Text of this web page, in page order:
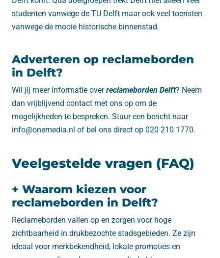
studenten vanwege de TU Delft maar ook veel toeristen
vanwege de mooie historische binnenstad.
Adverteren op reclameborden
in Delft?
Wil jij meer informatie overreclameborden Delft? Neem
dan vrijblijvend contact met ons op om de
mogelijkheden te bespreken. Stuur een bericht naar
info@onemedia.nl of bel ons direct op 020 210 1770.
Veelgestelde vragen (FAQ)
+ Waarom kiezen voor
reclameborden in Delft?
Reclameborden vallen op en zorgen voor hoge
zichtbaarheid in drukbezochte stadsgebieden. Ze zijn
ideaal voor merkbekendheid, lokale promoties en